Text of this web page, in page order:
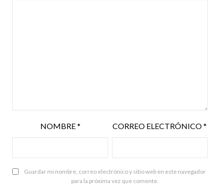
NOMBRE* CORREO ELECTRÓNICO*
Guardar mi nombre, correo electrónico y sitio web en este navegador
para la próxima vez que comente.